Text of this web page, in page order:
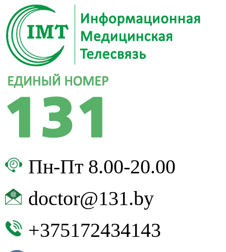
Пн-Пт 8.00-20.00
doctor@131.by
+375172434143